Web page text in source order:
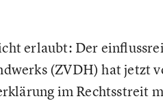
erlaubt: Der
(ZVDH) hat jetzt
im Rechtsstreit